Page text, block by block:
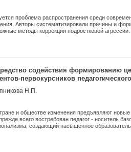
проблема распространения среди
Авторы систематизировали причины и
методы коррекции подростковой
содействия формированию
первокурсников
деятельности
Н.П.
и обществе изменения предъявляют новые
всего востребован педагог - носитель
создающий насыщенное
что ценностная направленность